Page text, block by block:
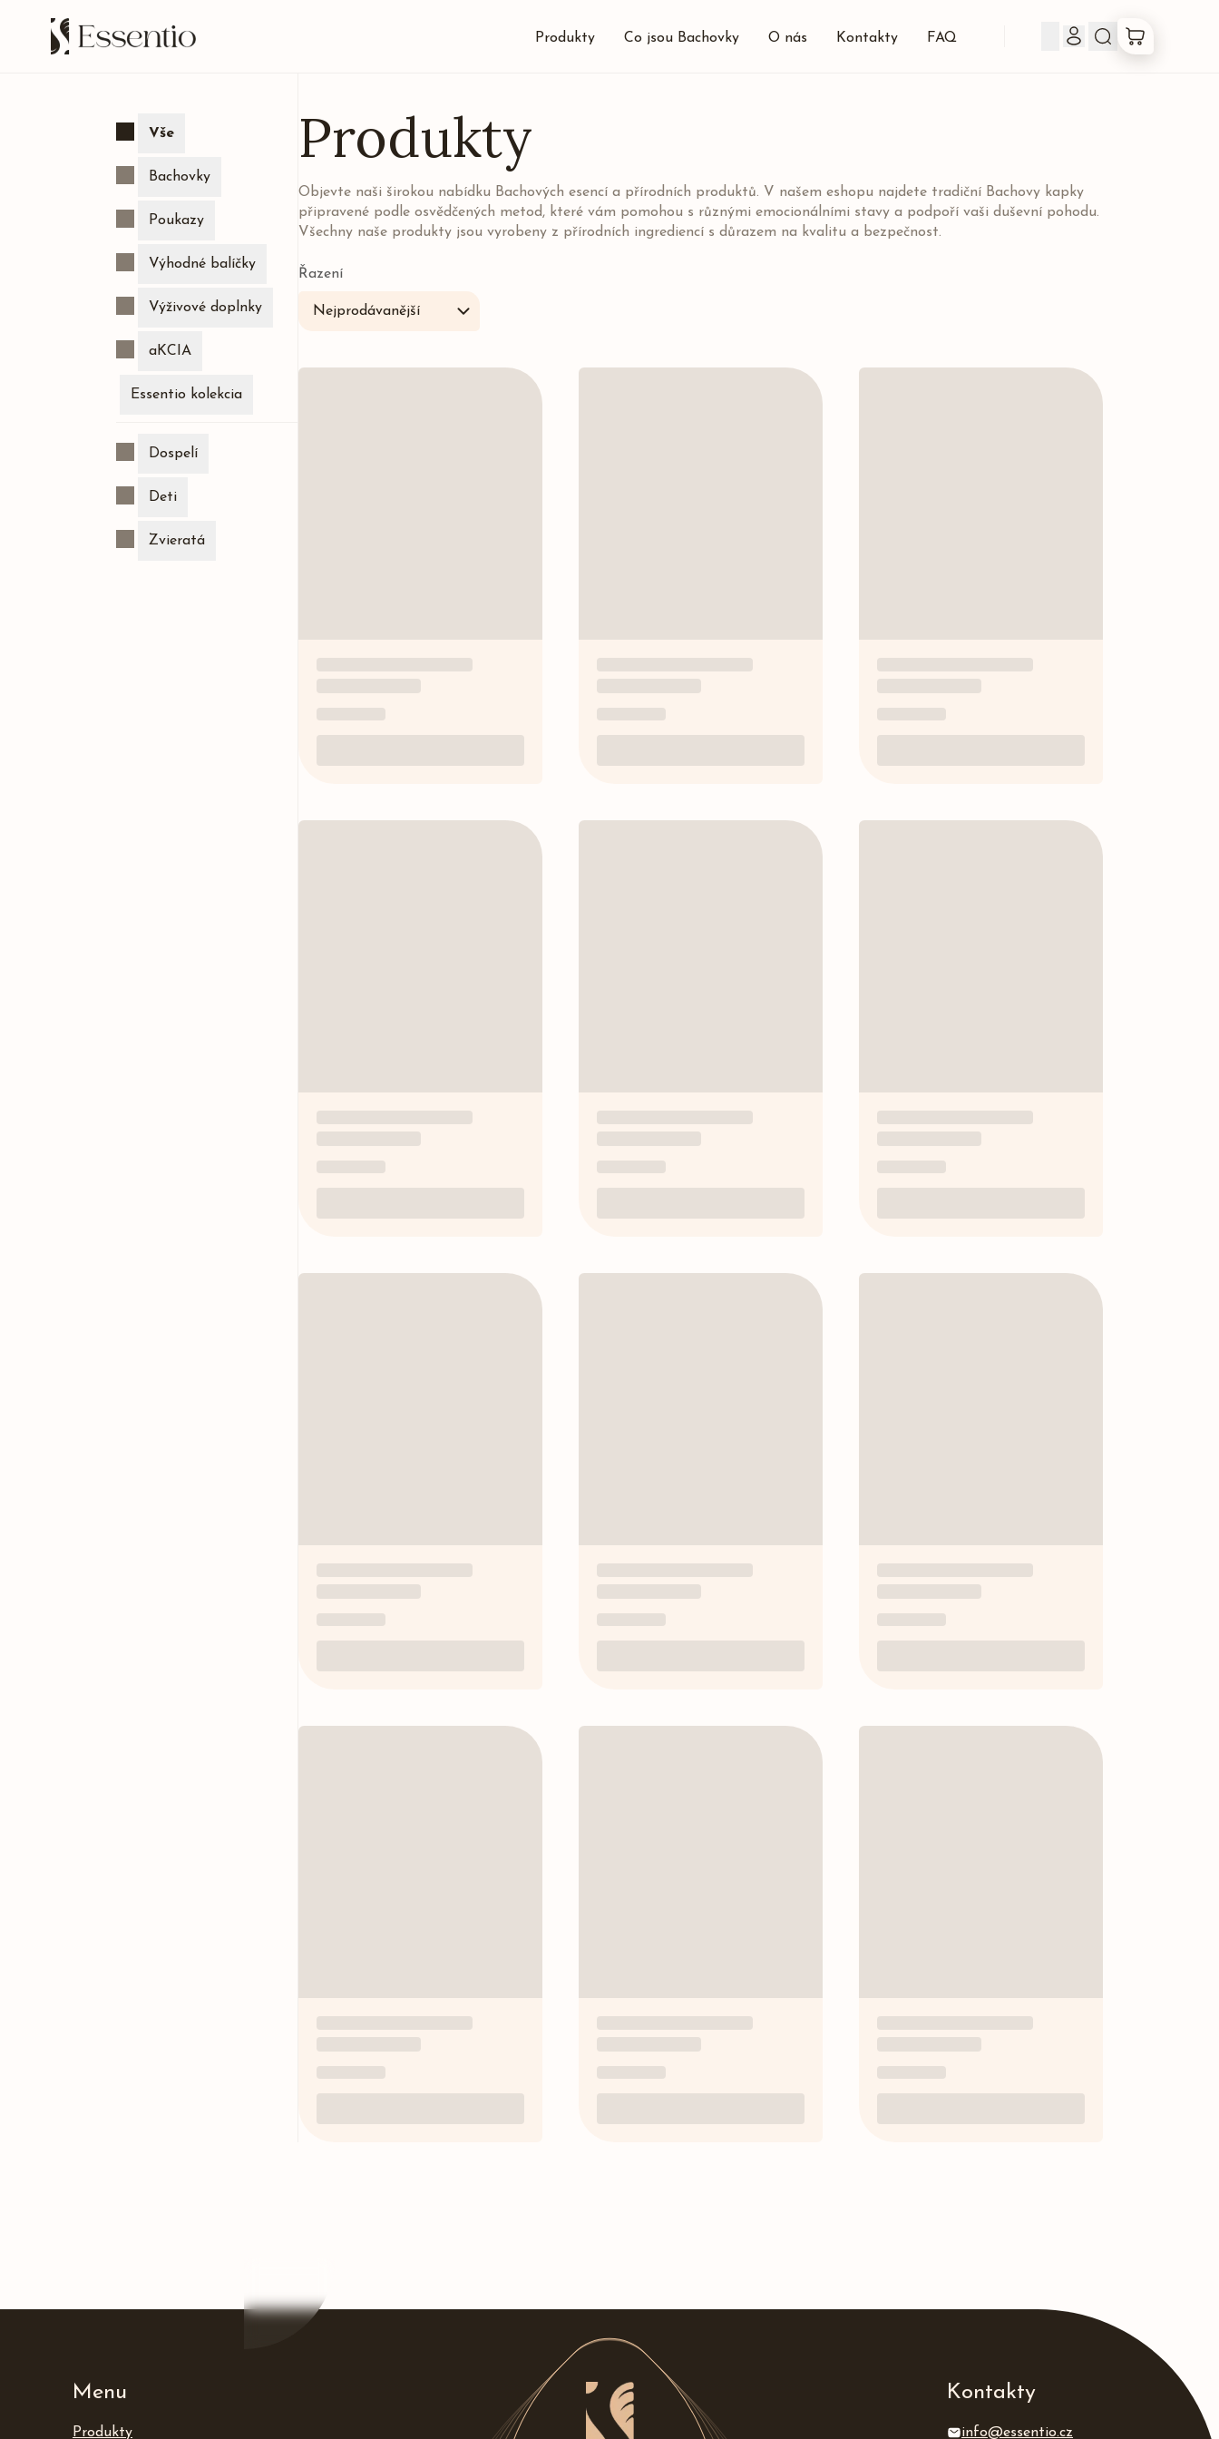
Produkty Co jsou Bachovky O nás Kontakty FAQ
Co jsou Bachovky
Vše
Bachovky
Poukazy
Výhodné balíčky
Výživové doplnky
aKCIA
Essentio kolekcia
Dospelí
Deti
Zvieratá
Produkty
Objevte naši širokou nabídku Bachových esencí a přírodních produktů. V našem eshopu najdete tradiční Bachovy kapky
připravené podle osvědčených metod, které vám pomohou s různými emocionálními stavy a podpoří vaši duševní pohodu.
Všechny naše produkty jsou vyrobeny z přírodních ingrediencí s důrazem na kvalitu a bezpečnost.
Řazení
Nejprodávanější
Menu
Produkty
Kontakty
info@essentio.cz